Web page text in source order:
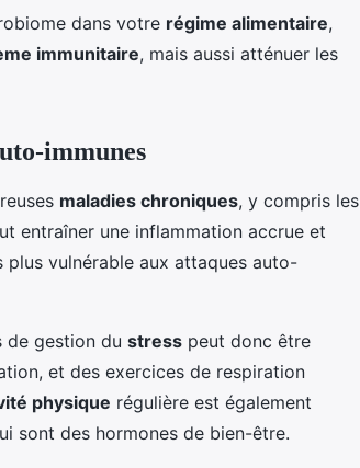
dans votre régime alimentaire,
immunitaire, mais aussi atténuer les
immunes
maladies chroniques, y compris les
entraîner une inflammation accrue et
plus vulnérable aux attaques auto-
de gestion du stress peut donc être
et des exercices de respiration
physique régulière est également
sont des hormones de bien-être.